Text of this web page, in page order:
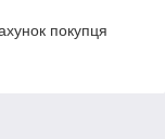
покупця